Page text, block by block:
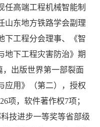
任高端工程机械智能制
山东地方铁路学会副理
下工程分会理事、《智
地下工程灾害防治》期
，出版世界第一部裂面
应用》（第二），授权
26项，软件著作权7项；
技进步一等奖等省部级